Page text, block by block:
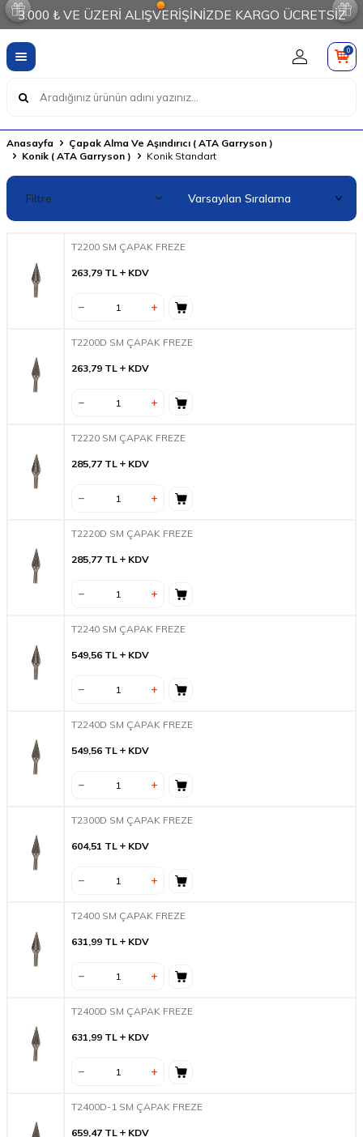
3.000 ₺ VE ÜZERİ ALIŞVERİŞİNİZDE KARGO ÜCRETSİZ
0
Anasayfa
Çapak Alma Ve Aşındırıcı ( ATA Garryson )
Konik ( ATA Garryson )
Konik Standart
Filtre
T2200 SM ÇAPAK FREZE
263,79 TL KDV
T2200D SM ÇAPAK FREZE
263,79 TL KDV
T2220 SM ÇAPAK FREZE
285,77 TL KDV
T2220D SM ÇAPAK FREZE
285,77 TL KDV
T2240 SM ÇAPAK FREZE
549,56 TL KDV
T2240D SM ÇAPAK FREZE
549,56 TL KDV
T2300D SM ÇAPAK FREZE
604,51 TL KDV
T2400 SM ÇAPAK FREZE
631,99 TL KDV
T2400D SM ÇAPAK FREZE
631,99 TL KDV
T2400D-1 SM ÇAPAK FREZE
659,47 TL KDV